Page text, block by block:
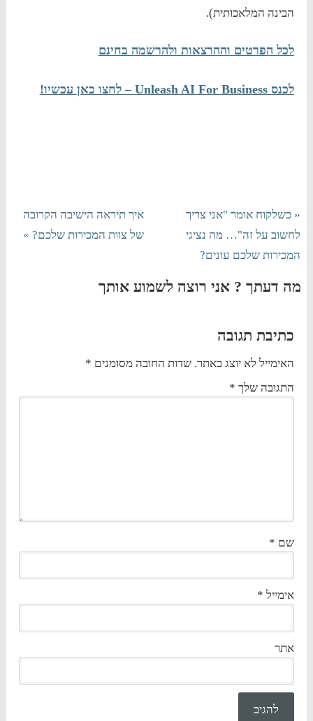
הבינה המלאכותית).
לכל הפרטים וההרצאות ולהרשמה בחינם
לכנס Unleash AI For Business – לחצו כאן עכשיו!
« כשלקוח אומר "אני צריך
לחשוב על זה"… מה נציגי
המכירות שלכם עונים?
איך תיראה הישיבה הקרובה
של צוות המכירות שלכם? »
מה דעתך ? אני רוצה לשמוע אותך
כתיבת תגובה
האימייל לא יוצג באתר. שדות החובה מסומנים *
התגובה שלך *
שם *
אימייל *
אתר